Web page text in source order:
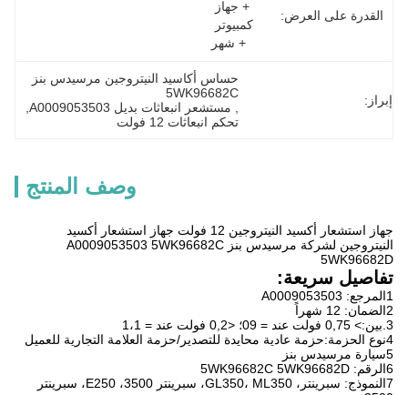
القدرة على العرض:
+ شهر
إبراز:
5WK96682C
مستشعر انبعاثات بديل A0009053503
تحكم انبعاثات 12 فولت
وصف المنتج
جهاز استشعار أكسيد النيتروجين 12 فولت جهاز استشعار أكسيد
النيتروجين لشركة مرسيدس بنز A0009053503 5WK96682C
5WK96682D
تفاصيل سريعة:
1المرجع: A0009053503
2الضمان: 12 شهراً
3.بين:> 0,75 فولت عند = 09؛ <0,2 فولت عند = 1،1
4نوع الحزمة:حزمة عادية محايدة للتصدير/حزمة العلامة التجارية للعميل
5سيارة مرسيدس بنز
6الرقم: 5WK96682C 5WK96682D
7النموذج: سبرينتر، GL350، ML350، سبرينتر 3500، E250، سبرينتر